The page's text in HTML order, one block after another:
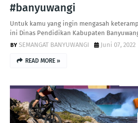
#banyuwangi
Untuk kamu yang ingin mengasah
ini Dinas Pendidikan Kabupaten
SEMANGAT BANYUWANGI
Juni 07, 2022
READ MORE »